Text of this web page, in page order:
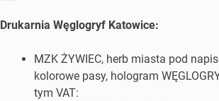
Drukarnia Węglogryf Katowice:
MZK ŻYWIEC, herb miasta pod
kolorowe pasy, hologram
tym VAT: